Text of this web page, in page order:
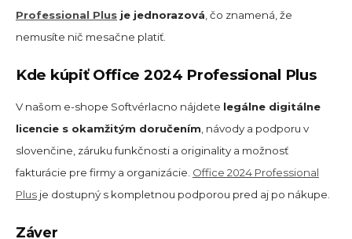
Professional Plus je jednorazová , čo znamená, že
nemusíte nič mesačne platiť.
Kde kúpiť Office 2024 Professional Plus
V našom e-shope Softvérlacno nájdete legálne digitálne
licencie s okamžitým doručením , návody a podporu v
slovenčine, záruku funkčnosti a originality a možnosť
fakturácie pre firmy a organizácie. Office 2024 Professional
Plus je dostupný s kompletnou podporou pred aj po nákupe.
Záver